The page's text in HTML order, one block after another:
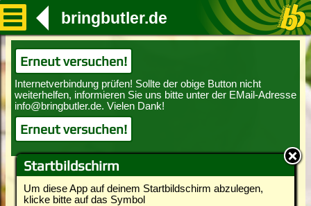
Startbildschirm
Um diese App auf deinem Startbildschirm abzulegen,
klicke bitte auf das Symbol
bringbutler.de
Erneut versuchen!
Erneut versuchen!